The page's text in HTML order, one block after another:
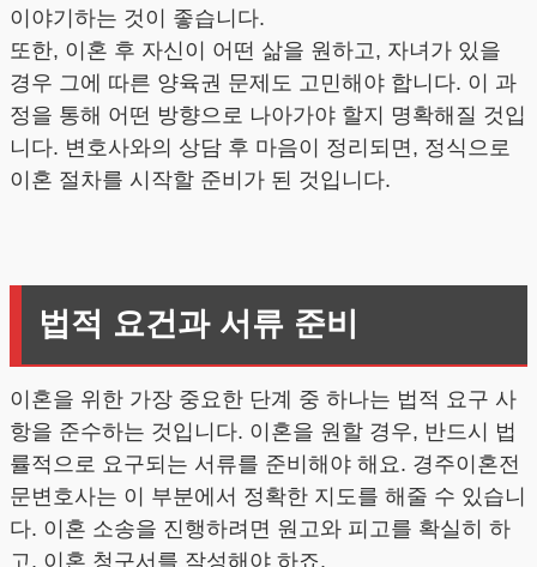
이야기하는 것이 좋습니다.
또한, 이혼 후 자신이 어떤 삶을 원하고, 자녀가 있을
경우 그에 따른 양육권 문제도 고민해야 합니다. 이 과
정을 통해 어떤 방향으로 나아가야 할지 명확해질 것입
니다. 변호사와의 상담 후 마음이 정리되면, 정식으로
이혼 절차를 시작할 준비가 된 것입니다.
법적 요건과 서류 준비
이혼을 위한 가장 중요한 단계 중 하나는 법적 요구 사
항을 준수하는 것입니다. 이혼을 원할 경우, 반드시 법
률적으로 요구되는 서류를 준비해야 해요. 경주이혼전
문변호사는 이 부분에서 정확한 지도를 해줄 수 있습니
다. 이혼 소송을 진행하려면 원고와 피고를 확실히 하
고, 이혼 청구서를 작성해야 하죠.